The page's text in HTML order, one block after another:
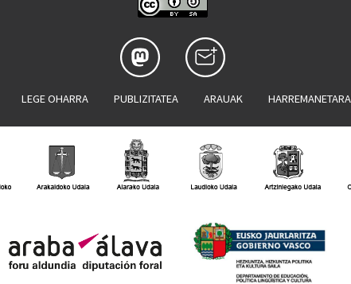
LEGE OHARRA PUBLIZITATEA ARAUAK